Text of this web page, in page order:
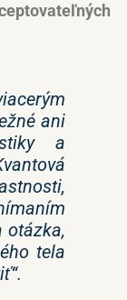
ani
a
otázka,
tela